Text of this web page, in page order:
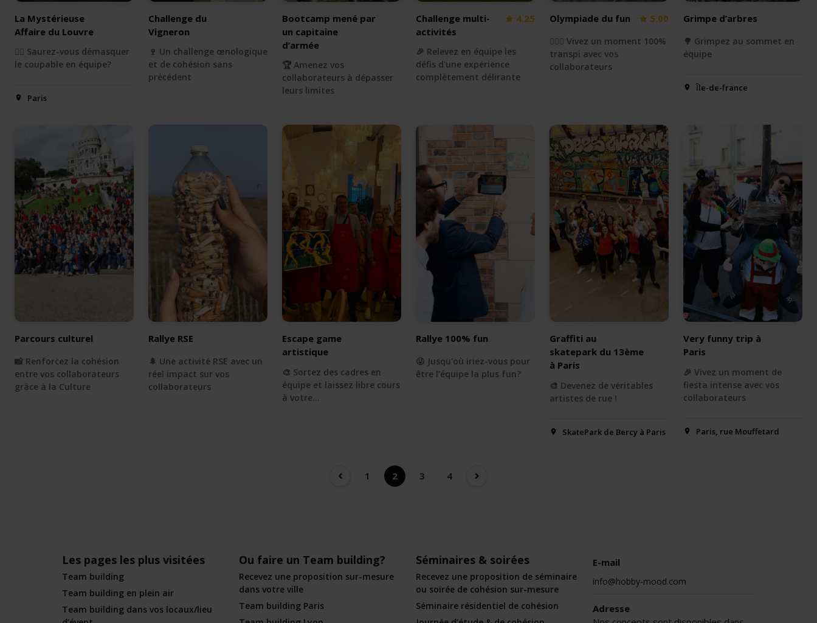
La Mystérieuse
Affaire du Louvre
🕵🏻 Saurez-vous démasquer
le coupable en équipe?
Paris
Challenge du
Vigneron
🍷 Un challenge œnologique
et de cohésion sans
précédent
Bootcamp mené par
un capitaine
d’armée
🏆 Amenez vos
collaborateurs à dépasser
leurs limites
Challenge multi-
activités
4.25
🎉 Relevez en équipe les
défis d'une expérience
complètement délirante
Olympiade du fun 5.00
🏃🏻‍♂️ Vivez un moment 100%
transpi avec vos
collaborateurs
Grimpe d’arbres
🌳 Grimpez au sommet en
équipe
Île-de-france
Parcours culturel
📸 Renforcez la cohésion
entre vos collaborateurs
grâce à la Culture
Rallye RSE
🌲 Une activité RSE avec un
réel impact sur vos
collaborateurs
Escape game
artistique
🎨 Sortez des cadres en
équipe et laissez libre cours
à votre…
Rallye 100% fun
😜 Jusqu'où iriez-vous pour
être l'équipe la plus fun?
Graffiti au
skatepark du 13ème
à Paris
🎨 Devenez de véritables
artistes de rue !
SkatePark de Bercy à Paris
Very funny trip à
Paris
🎉 Vivez un moment de
fiesta intense avec vos
collaborateurs
Paris, rue Mouffetard
1 2 3 4
Les pages les plus visitées
Team building
Team building en plein air
Team building dans vos locaux/lieu
Ou faire un Team building?
Recevez une proposition sur-mesure
dans votre ville
Team building Paris
Séminaires & soirées
Recevez une proposition de séminaire
ou soirée de cohésion sur-mesure
Séminaire résidentiel de cohésion
E-mail
info@hobby-mood.com
Adresse